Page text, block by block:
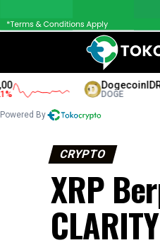
DogecoinIDR
DOGE
Powered By
CRYPTO
XRP